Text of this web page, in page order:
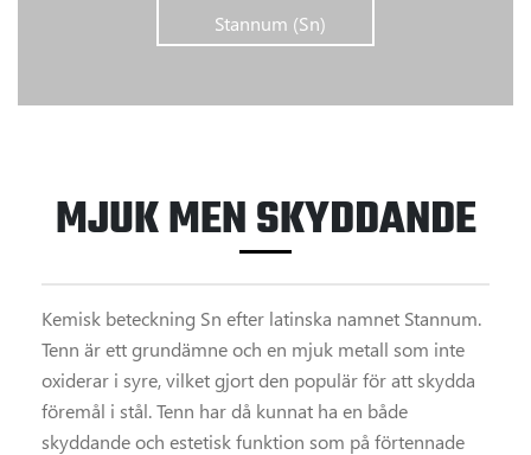
      	Stannum (Sn)
MJUK MEN SKYDDANDE
Kemisk beteckning Sn efter latinska namnet Stannum.
Tenn är ett grundämne och en mjuk metall som inte
oxiderar i syre, vilket gjort den populär för att skydda
föremål i stål. Tenn har då kunnat ha en både
skyddande och estetisk funktion som på förtennade